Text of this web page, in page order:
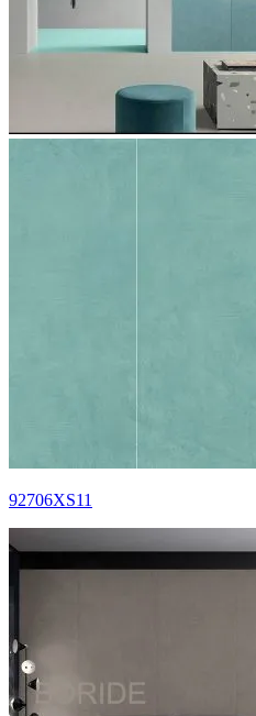
92706XS11